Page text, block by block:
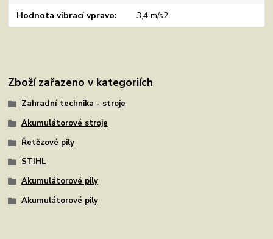
Hodnota vibrací vpravo 3,4 m/s2
Zboží zařazeno v kategoriích
Zahradní technika - stroje
Akumulátorové stroje
Řetězové pily
STIHL
Akumulátorové pily
Akumulátorové pily